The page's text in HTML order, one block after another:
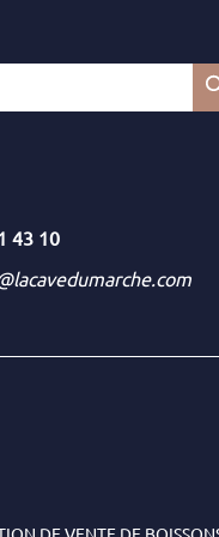
43 10